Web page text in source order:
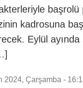
başrolü
kadrosuna
Eylül
2024, Çarşamba -